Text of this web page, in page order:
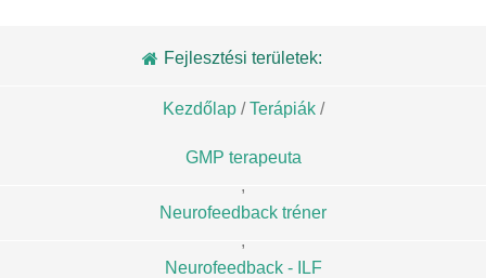
Fejlesztési területek:
Kezdőlap / Terápiák /
GMP terapeuta
,
Neurofeedback tréner
,
Neurofeedback - ILF